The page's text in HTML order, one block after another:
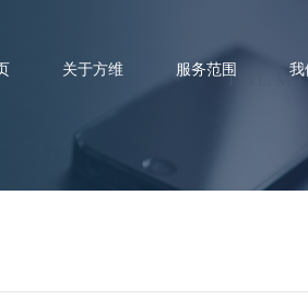
关于方维 服务范围 我
响应式网站，具